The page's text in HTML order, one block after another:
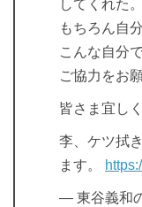
してくれた。
もちろん自
こんな自分
ご協力をお
皆さま宜し
李、ケツ拭
ます。
— 東谷義和